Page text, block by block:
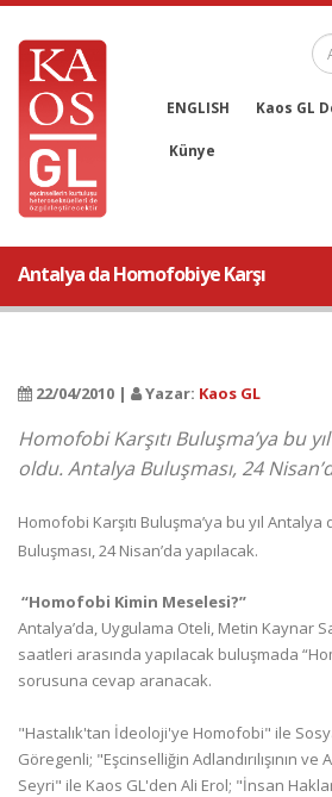
ENGLISH Kaos GL
Künye
Antalya da Homofobiye Karşı
22/04/2010 | Yazar: Kaos GL
Homofobi Karşıtı Buluşma’ya bu
oldu. Antalya Buluşması, 24
Homofobi Karşıtı Buluşma’ya bu yıl
Buluşması, 24 Nisan’da yapılacak.
“Homofobi Kimin Meselesi?”
Antalya’da, Uygulama Oteli, Metin Kaynar
saatleri arasında yapılacak buluşmada
sorusuna cevap aranacak.
"Hastalık'tan İdeoloji'ye Homofobi" ile
Göregenli; "Eşcinselliğin Adlandırılışının ve
Seyri" ile Kaos GL'den Ali Erol; "İnsan